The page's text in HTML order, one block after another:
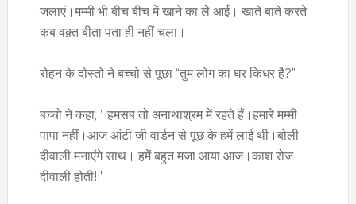
जलाएं।मम्मी भी बीच बीच में खाने का लेे आई। खाते बाते करते
कब वक़्त बीता पता ही नहीं चला।
रोहन के दोस्तो ने बच्चो से पूछा “तुम लोग का घर किधर है?”
बच्चो ने कहा, ” हमसब तो अनाथाश्रम में रहते हैं।हमारे मम्मी
पापा नहीं।आज आंटी जी वार्डन से पूछ के हमें लाई थी।बोली
दीवाली मनाएंगे साथ। हमें बहुत मजा आया आज।काश रोज
दीवाली होती!!”